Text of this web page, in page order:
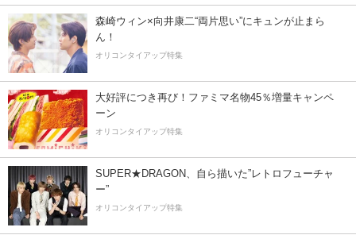
森崎ウィン×向井康二“両片思い”にキュンが止まら
ん！
オリコンタイアップ特集
大好評につき再び！ファミマ名物45％増量キャンペ
ーン
オリコンタイアップ特集
SUPER★DRAGON、自ら描いた”レトロフューチャ
ー”
オリコンタイアップ特集